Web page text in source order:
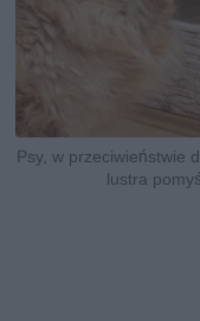
Psy, w przeciwieństwie
lustra